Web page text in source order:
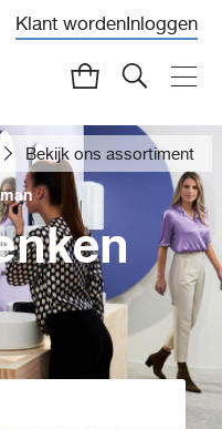
Klant wordenInloggen
Bekijk ons assortiment